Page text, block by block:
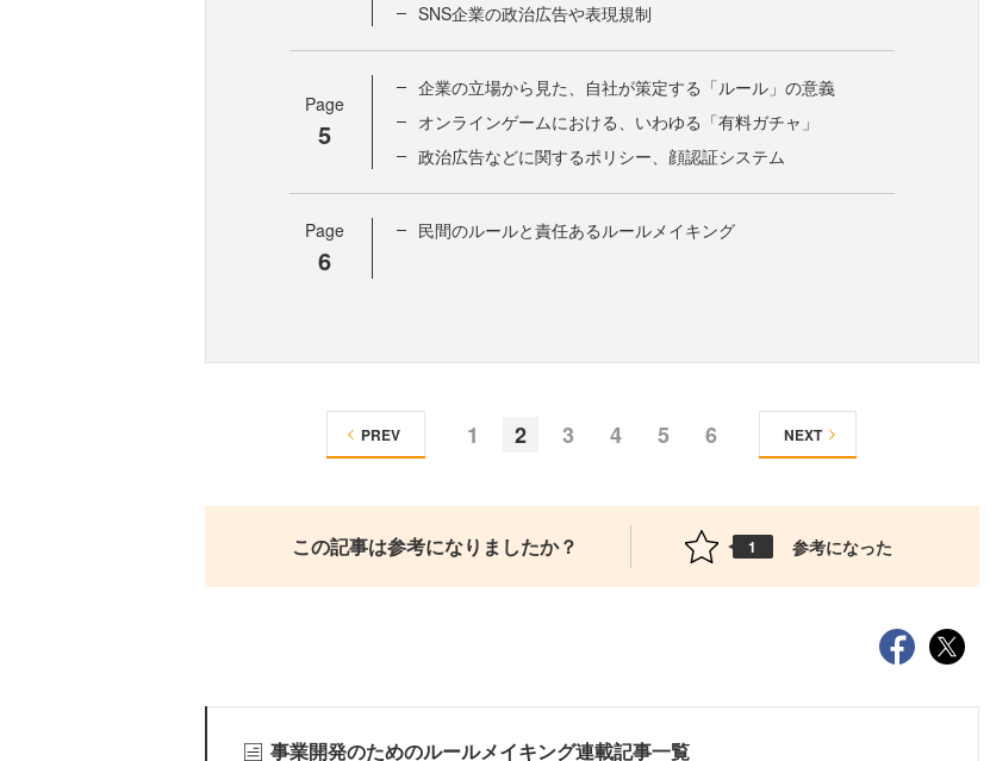
SNS企業の政治広告や表現規制
Page
5
企業の立場から見た、自社が策定する「ルール」の意義
オンラインゲームにおける、いわゆる「有料ガチャ」
政治広告などに関するポリシー、顔認証システム
Page
6
民間のルールと責任あるルールメイキング
1 2 3 4 5 6
PREV NEXT
この記事は参考になりましたか？ 1 参考になった
事業開発のためのルールメイキング連載記事一覧